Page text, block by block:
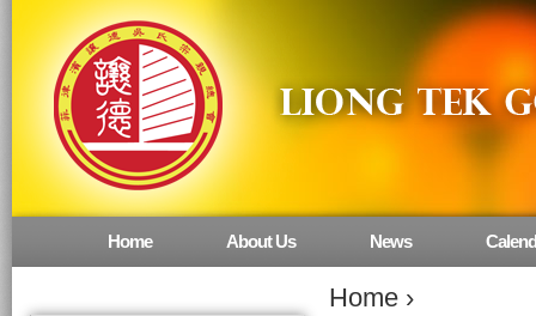
Home ›
Main menu
Home About Us News